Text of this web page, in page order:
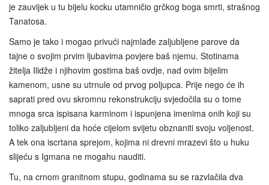
je zauvijek u tu bijelu kocku utamničio grčkog boga smrti, strašnog
Tanatosa.
Samo je tako i mogao privući najmlađe zaljubljene parove da
tajne o svojim prvim ljubavima povjere baš njemu. Stotinama
žitelja Ilidže i njihovim gostima baš ovdje, nad ovim bijelim
kamenom, usne su utrnule od prvog poljupca. Prije nego će ih
saprati pred ovu skromnu rekonstrukciju svjedočila su o tome
mnoga srca ispisana karminom i ispunjena imenima onih koji su
toliko zaljubljeni da hoće cijelom svijetu obznaniti svoju voljenost.
A tek ona iscrtana sprejom, kojima ni drevni mrazevi što u huku
slijeću s Igmana ne mogahu nauditi.
Tu, na crnom granitnom stupu, godinama su se razvlačila dva